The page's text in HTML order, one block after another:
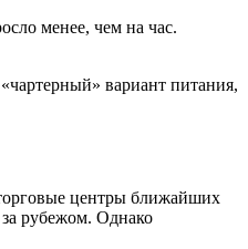
менее, чем на час.
вариант питания,
центры ближайших
рубежом. Однако